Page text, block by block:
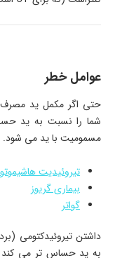
عوامل خطر
حتی اگر مکمل ید مصرف
شما را نسبت به ید
مسمومیت با ید می شود.
تیروئیدیت هاشیموتو
بیماری گریوز
گواتر
داشتن تیروئیدکتومی
به ید حساس تر می کند